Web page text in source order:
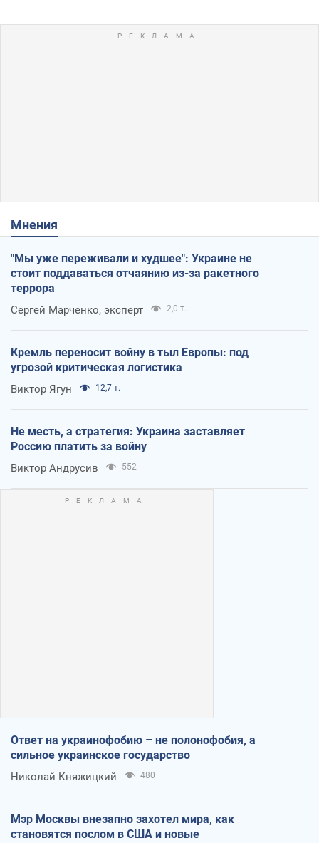
Мнения
"Мы уже переживали и худшее": Украине не
стоит поддаваться отчаянию из-за ракетного
террора
Сергей Марченко, эксперт 2,0 т.
Кремль переносит войну в тыл Европы: под
угрозой критическая логистика
Виктор Ягун 12,7 т.
Не месть, а стратегия: Украина заставляет
Россию платить за войну
Виктор Андрусив 552
Ответ на украинофобию – не полонофобия, а
сильное украинское государство
Николай Княжицкий 480
Мэр Москвы внезапно захотел мира, как
становятся послом в США и новые